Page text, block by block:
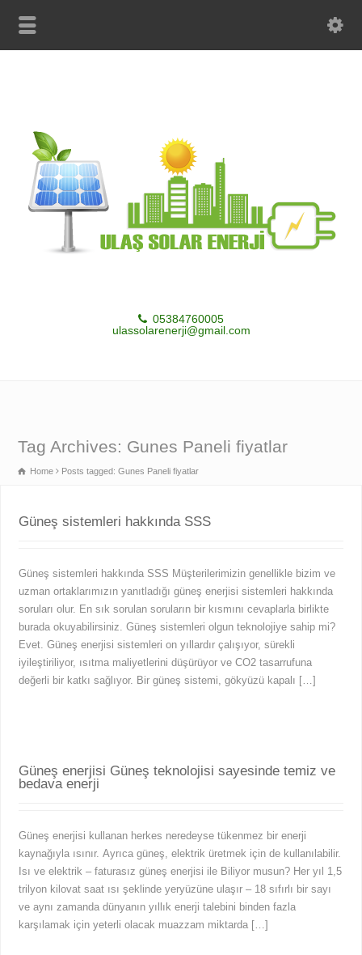
05384760005
ulassolarenerji@gmail.com
Tag Archives: Gunes Paneli fiyatlar
Home Posts tagged: Gunes Paneli fiyatlar
Güneş sistemleri hakkında SSS
Güneş sistemleri hakkında SSS Müşterilerimizin genellikle bizim ve
uzman ortaklarımızın yanıtladığı güneş enerjisi sistemleri hakkında
soruları olur. En sık sorulan soruların bir kısmını cevaplarla birlikte
burada okuyabilirsiniz. Güneş sistemleri olgun teknolojiye sahip mi?
Evet. Güneş enerjisi sistemleri on yıllardır çalışıyor, sürekli
iyileştiriliyor, ısıtma maliyetlerini düşürüyor ve CO2 tasarrufuna
değerli bir katkı sağlıyor. Bir güneş sistemi, gökyüzü kapalı […]
Güneş enerjisi Güneş teknolojisi sayesinde temiz ve
bedava enerji
Güneş enerjisi kullanan herkes neredeyse tükenmez bir enerji
kaynağıyla ısınır. Ayrıca güneş, elektrik üretmek için de kullanılabilir.
Isı ve elektrik – faturasız güneş enerjisi ile Biliyor musun? Her yıl 1,5
trilyon kilovat saat ısı şeklinde yeryüzüne ulaşır – 18 sıfırlı bir sayı
ve aynı zamanda dünyanın yıllık enerji talebini binden fazla
karşılamak için yeterli olacak muazzam miktarda […]